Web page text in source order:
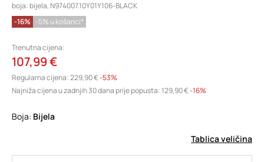
boja: bijela, N974007.10Y01Y106-BLACK
-16% -5% u košarici*
Trenutna cijena:
107,99 €
Regularna cijena:229,90 €-53%
Najniža cijena u zadnjih 30 dana prije popusta:129,90 € -16%
Boja:
bijela
Tablica veličina